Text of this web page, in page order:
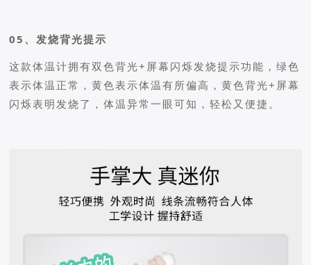
05、发烧背光提示
这款体温计拥有双色背光+屏幕闪烁发烧提示功能，绿色
表示体温正常，黄色表示体温有所偏高，黄色背光+屏幕
闪烁表明发烧了，体温异常一眼可知，轻松又便捷。